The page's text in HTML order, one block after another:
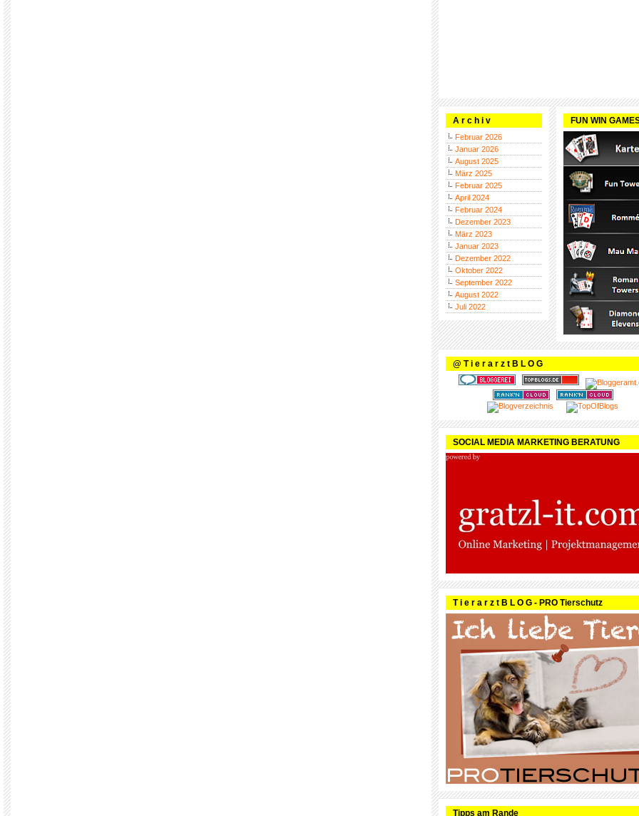
A r c h i v
Februar 2026
Januar 2026
August 2025
März 2025
Februar 2025
April 2024
Februar 2024
Dezember 2023
März 2023
Januar 2023
Dezember 2022
Oktober 2022
September 2022
August 2022
Juli 2022
FUN WIN
@ T i e r a r z t B L O G
SOCIAL MEDIA MARKETING BERATUNG
T i e r a r z t B L O G - PRO Tierschutz
Tipps am Rande